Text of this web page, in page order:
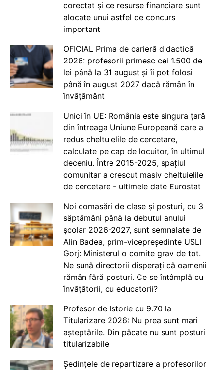
corectat și ce resurse financiare sunt
alocate unui astfel de concurs
important
OFICIAL Prima de carieră didactică
2026: profesorii primesc cei 1.500 de
lei până la 31 august și îi pot folosi
până în august 2027 dacă rămân în
învățământ
Unici în UE: România este singura țară
din întreaga Uniune Europeană care a
redus cheltuielile de cercetare,
calculate pe cap de locuitor, în ultimul
deceniu. Între 2015-2025, spațiul
comunitar a crescut masiv cheltuielile
de cercetare - ultimele date Eurostat
Noi comasări de clase și posturi, cu 3
săptămâni până la debutul anului
școlar 2026-2027, sunt semnalate de
Alin Badea, prim-vicepreședinte USLI
Gorj: Ministerul o comite grav de tot.
Ne sună directorii disperați că oamenii
rămân fără posturi. Ce se întâmplă cu
învățătorii, cu educatorii?
Profesor de Istorie cu 9.70 la
Titularizare 2026: Nu prea sunt mari
așteptările. Din păcate nu sunt posturi
titularizabile
Ședințele de repartizare a profesorilor